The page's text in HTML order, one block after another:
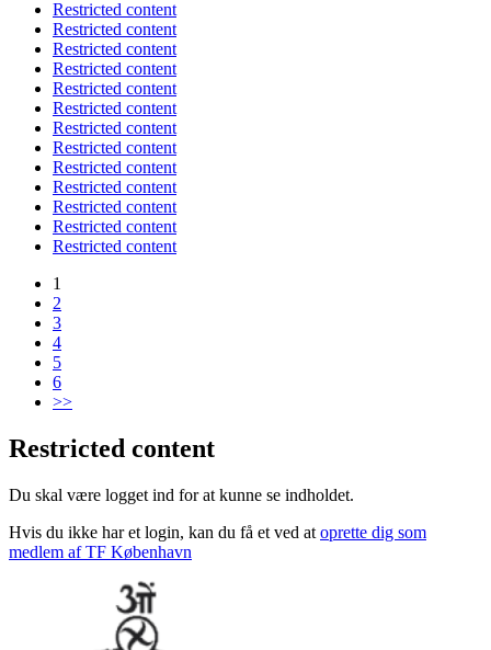
Restricted content
Restricted content
Restricted content
Restricted content
Restricted content
Restricted content
Restricted content
Restricted content
Restricted content
Restricted content
Restricted content
Restricted content
Restricted content
1
2
3
4
5
6
>>
Restricted content
Du skal være logget ind for at kunne se indholdet.
Hvis du ikke har et login, kan du få et ved at oprette dig som
medlem af TF København